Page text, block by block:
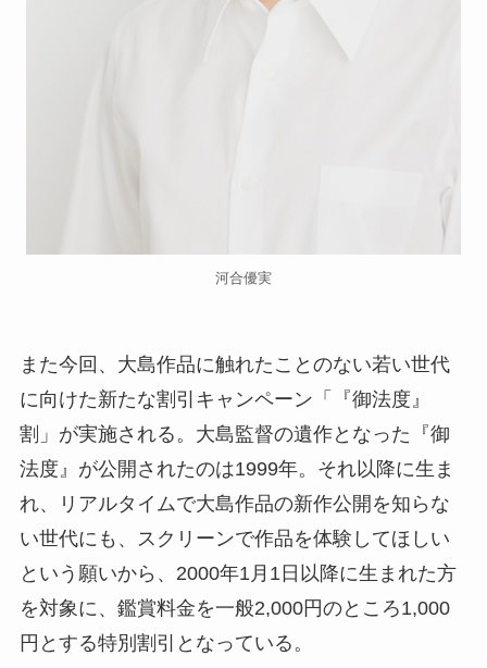
河合優実
また今回、大島作品に触れたことのない若い世代
に向けた新たな割引キャンペーン「『御法度』
割」が実施される。大島監督の遺作となった『御
法度』が公開されたのは1999年。それ以降に生ま
れ、リアルタイムで大島作品の新作公開を知らな
い世代にも、スクリーンで作品を体験してほしい
という願いから、2000年1月1日以降に生まれた方
を対象に、鑑賞料金を一般2,000円のところ1,000
円とする特別割引となっている。